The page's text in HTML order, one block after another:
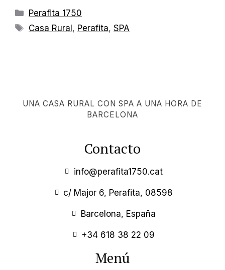
Perafita 1750
Casa Rural , Perafita,SPA
UNA CASA RURAL CON SPA A UNA HORA DE
BARCELONA
Contacto
info@perafita1750.cat
c/ Major 6, Perafita, 08598
Barcelona, España
+34 618 38 22 09
Menú